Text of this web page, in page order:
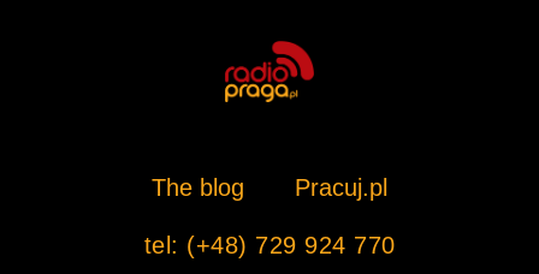
The blog Pracuj.pl
tel: (+48) 729 924 770